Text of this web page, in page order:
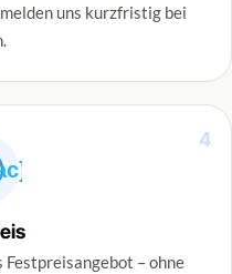
uns kurzfristig bei
4
– ohne